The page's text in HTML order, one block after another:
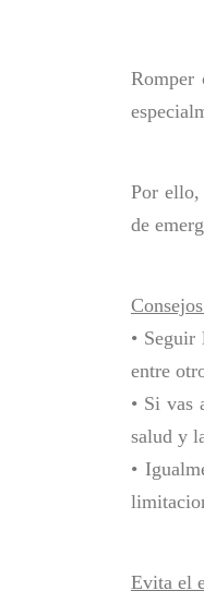
Romper
Por ello,
de
•
entre
• Si vas
salud y
•
Evita el